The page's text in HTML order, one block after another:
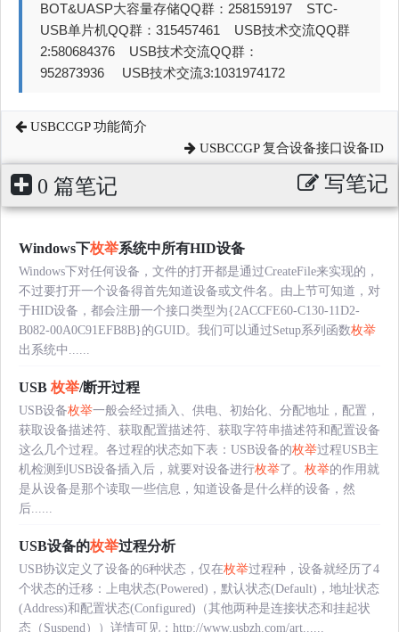
BOT&UASP大容量存储QQ群：258159197 STC-
USB单片机QQ群：315457461 USB技术交流QQ群
2:580684376 USB技术交流QQ群：
952873936 USB技术交流3:1031974172
USBCCGP 功能简介
USBCCGP 复合设备接口设备ID
0 篇笔记 写笔记
Windows下枚举系统中所有HID设备
Windows下对任何设备，文件的打开都是通过CreateFile来实现的，
不过要打开一个设备得首先知道设备或文件名。由上节可知道，对
于HID设备，都会注册一个接口类型为{2ACCFE60-C130-11D2-
B082-00A0C91EFB8B}的GUID。我们可以通过Setup系列函数枚举
出系统中......
USB 枚举/断开过程
USB设备枚举一般会经过插入、供电、初始化、分配地址，配置，
获取设备描述符、获取配置描述符、获取字符串描述符和配置设备
这么几个过程。各过程的状态如下表：USB设备的枚举过程USB主
机检测到USB设备插入后，就要对设备进行枚举了。 枚举的作用就
是从设备是那个读取一些信息，知道设备是什么样的设备，然
后......
USB设备的枚举过程分析
USB协议定义了设备的6种状态，仅在枚举过程种，设备就经历了4
个状态的迁移：上电状态(Powered)，默认状态(Default)，地址状态
(Address)和配置状态(Configured)（其他两种是连接状态和挂起状
态（Suspend））详情可见：http://www.usbzh.com/art......